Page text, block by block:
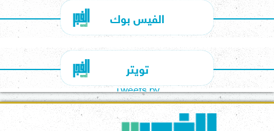
الفيس بوك
تويتر
Tweets by